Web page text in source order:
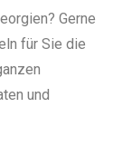
Gerne
für Sie die
und